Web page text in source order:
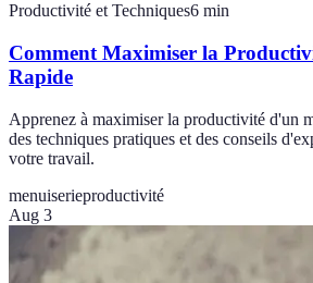
Productivité et Techniques6 min
Comment Maximiser la
Rapide
Apprenez à maximiser la productivité d'un
des techniques pratiques et des conseils
votre travail.
menuiserieproductivité
Aug 3